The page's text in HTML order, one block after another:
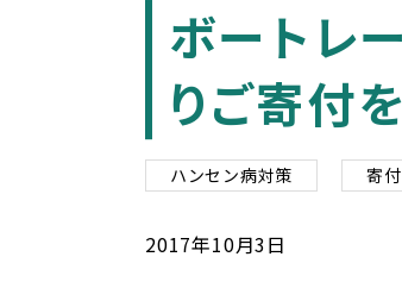
ボートレ
りご寄付
ハンセン病対策 寄付
2017年10月3日